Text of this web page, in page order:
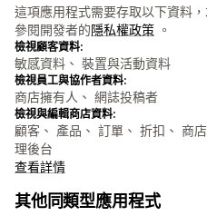
這項應用程式需要存取以下資料
參閱開發者的隱私權政策 。
檢視顧客資料:
敏感資料、 裝置與活動資料
檢視員工與協作者資料:
商店擁有人、 網誌投稿者
檢視與編輯商店資料:
顧客、 產品、 訂單、 折扣、 商
理後台
查看詳情
其他同類型應用程式